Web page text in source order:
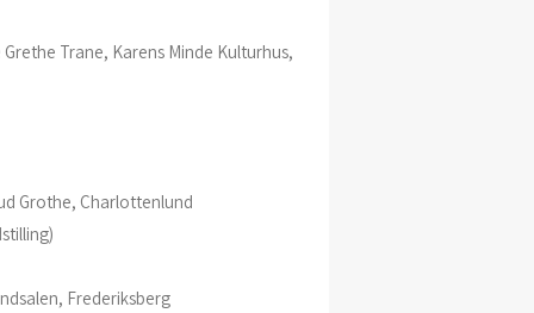
Trane, Karens Minde Kulturhus,
Grothe, Charlottenlund
Frederiksberg